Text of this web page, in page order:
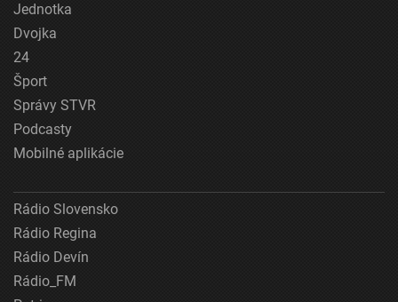
Jednotka
Dvojka
24
Šport
Správy STVR
Podcasty
Mobilné aplikácie
Rádio Slovensko
Rádio Regina
Rádio Devín
Rádio_FM